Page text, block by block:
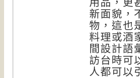
新面貌，
物，這也
料理或酒
間設計語
訪台時可
人都可以